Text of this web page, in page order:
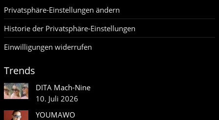
Privatsphäre-Einstellungen ändern
Historie der Privatsphäre-Einstellungen
Einwilligungen widerrufen
Trends
DITA Mach-Nine
10. Juli 2026
YOUMAWO